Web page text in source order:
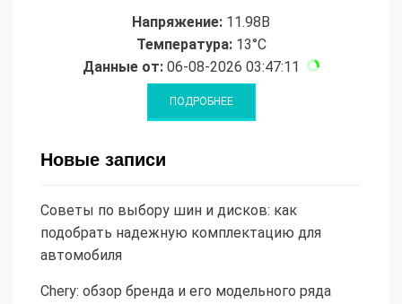
Напряжение: 11.98В
Температура:13°C
Данные от: 06-08-2026 03:47:11
Новые записи
Советы по выбору шин и дисков: как
подобрать надежную комплектацию для
автомобиля
Chery: обзор бренда и его модельного ряда